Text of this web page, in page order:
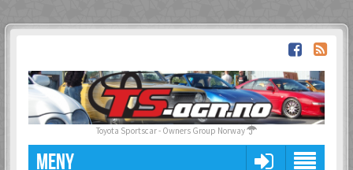
Toyota Sportscar - Owners Group Norway
MENY